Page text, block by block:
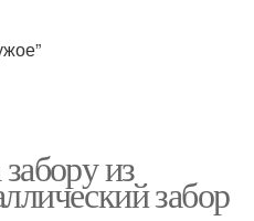
из
забор